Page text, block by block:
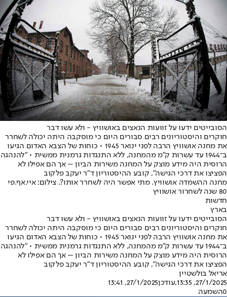
הסובייטים ידעו על זוועות הנאצים באושוויץ - ולא עשו דבר
חוקרים והיסטוריונים רבים סבורים היום כי מוסקבה היתה יכולה לשחרר
את מחנה אושוויץ הרבה לפני ינואר 1945 • כוחות של הצבא האדום הגיעו
ב־1944 עד עשרות ק"מ מהמחנה, ללא התנגדות גרמנית ממשית • "להנהגה
הרוסית היה מידע מוצק על המחנה משירות הביון – אך הם אפילו לא
הפציצו את דרכי הגישה", קובע ההיסטוריון ד"ר יעקב פלקוב
מחנה ההשמדה אושוויץ. מתי אפשר היה לשחרר אותו?. צילום: איי.אף.פי
80 שנה לשחרור אושוויץ
חדשות
בארץ
הסובייטים ידעו על זוועות הנאצים באושוויץ - ולא עשו דבר
חוקרים והיסטוריונים רבים סבורים היום כי מוסקבה היתה יכולה לשחרר
את מחנה אושוויץ הרבה לפני ינואר 1945 • כוחות של הצבא האדום הגיעו
ב־1944 עד עשרות ק"מ מהמחנה, ללא התנגדות גרמנית ממשית • "להנהגה
הרוסית היה מידע מוצק על המחנה משירות הביון – אך הם אפילו לא
הפציצו את דרכי הגישה", קובע ההיסטוריון ד"ר יעקב פלקוב
אריאל בולשטיין
27/1/2025, 13:35
,עודכן27/1/2025, 13:41
0השמעה